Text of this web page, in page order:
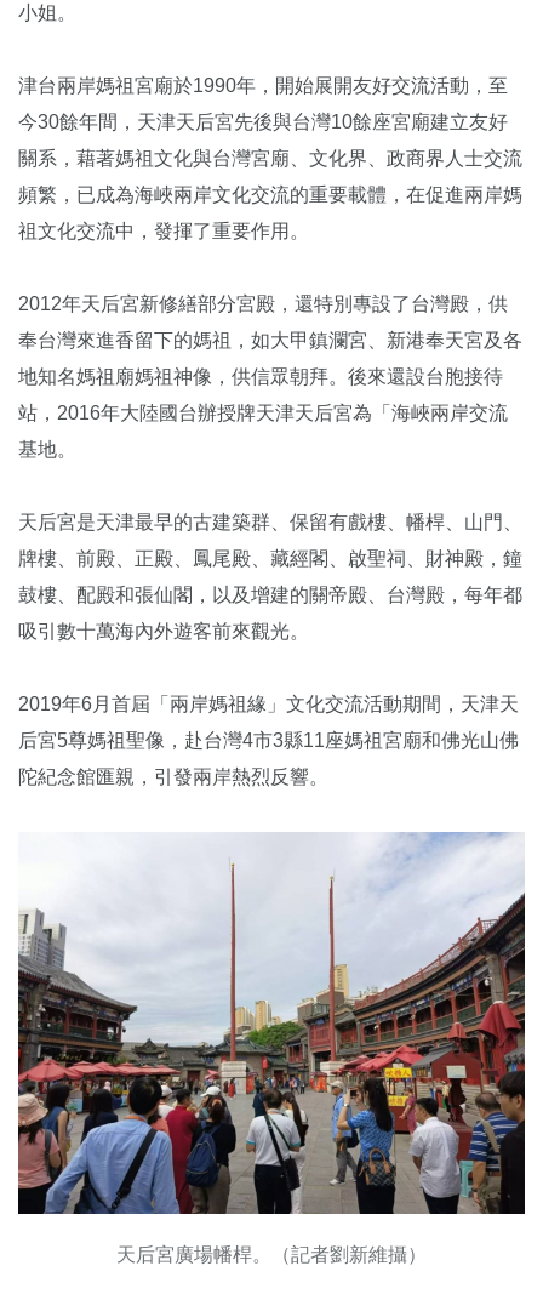
小姐。
津台兩岸媽祖宮廟於1990年，開始展開友好交流活動，至
今30餘年間，天津天后宮先後與台灣10餘座宮廟建立友好
關系，藉著媽祖文化與台灣宮廟、文化界、政商界人士交流
頻繁，已成為海峽兩岸文化交流的重要載體，在促進兩岸媽
祖文化交流中，發揮了重要作用。
2012年天后宮新修繕部分宮殿，還特別專設了台灣殿，供
奉台灣來進香留下的媽祖，如大甲鎮瀾宮、新港奉天宮及各
地知名媽祖廟媽祖神像，供信眾朝拜。後來還設台胞接待
站，2016年大陸國台辦授牌天津天后宮為「海峽兩岸交流
基地。
天后宮是天津最早的古建築群、保留有戲樓、幡桿、山門、
牌樓、前殿、正殿、鳳尾殿、藏經閣、啟聖祠、財神殿，鐘
鼓樓、配殿和張仙閣，以及增建的關帝殿、台灣殿，每年都
吸引數十萬海內外遊客前來觀光。
2019年6月首屆「兩岸媽祖緣」文化交流活動期間，天津天
后宮5尊媽祖聖像，赴台灣4市3縣11座媽祖宮廟和佛光山佛
陀紀念館匯親，引發兩岸熱烈反響。
天后宮廣場幡桿。（記者劉新維攝）